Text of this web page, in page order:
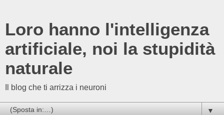
Loro hanno l'intelligenza
artificiale, noi la stupidità
naturale
Il blog che ti arrizza i neuroni
▼